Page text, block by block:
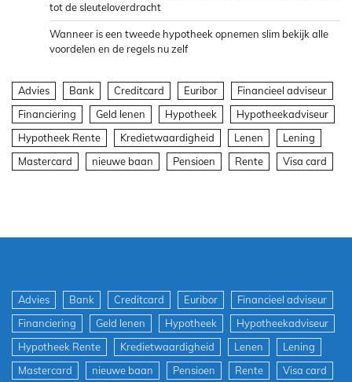
tot de sleuteloverdracht
Wanneer is een tweede hypotheek opnemen slim bekijk alle
voordelen en de regels nu zelf
Advies Bank Creditcard Euribor
Financieel adviseur
Financiering
Geld lenen Hypotheek
Hypotheekadviseur
Hypotheek Rente
Kredietwaardigheid Lenen
Lening
Mastercard
nieuwe baan Pensioen Rente Visa card
Advies Bank Creditcard Euribor
Financieel adviseur
Financiering
Geld lenen Hypotheek
Hypotheekadviseur
Hypotheek Rente
Kredietwaardigheid Lenen
Lening
Mastercard
nieuwe baan Pensioen Rente Visa card